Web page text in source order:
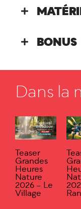
BONUS
Dans la
Teaser
Grandes
Heures
Nature
2026 – Le
Village